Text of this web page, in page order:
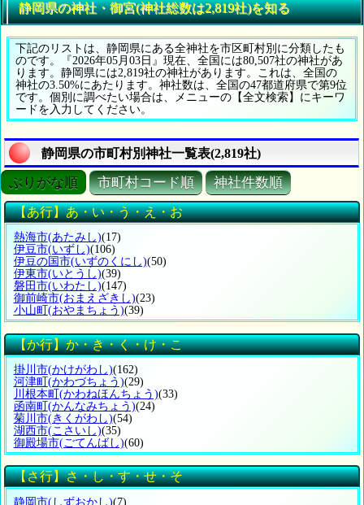
静岡県の神社・御宮(神社総数は2,819社)を知る
下記のリストは、静岡県にある全神社を市区町村別に分類したも
のです。『2026年05月03日』現在、全国には80,507社の神社があ
ります。静岡県には2,819社の神社があります。これは、全国の
神社の3.50%にあたります。神社数は、全国の47都道府県で第9位
です。個別に調べたい場合は、メニューの【全文検索】にキーワ
ードを入力してください。
静岡県の市町村別神社一覧表(2,819社)
ぶりがな順 市町村コード順 神社件数順
【あ行】あ・い・う・え・お
熱海市(あたみし)(17)
伊豆市(いずし)(106)
伊豆の国市(いずのくにし)(50)
伊東市(いとうし)(39)
磐田市(いわたし)(147)
御前崎市(おまえざきし)(23)
小山町 (おやまちょう)(39)
【か行】か・き・く・け・こ
掛川市(かけがわし)(162)
河津町 (かわづちょう)(29)
川根本町 (かわねほんちょう)(33)
函南町 (かんなみちょう)(24)
菊川市(きくがわし)(54)
湖西市(こさいし)(35)
御殿場市(ごてんばし)(60)
【さ行】さ・し・す・せ・そ
静岡市(しずおかし)(7)